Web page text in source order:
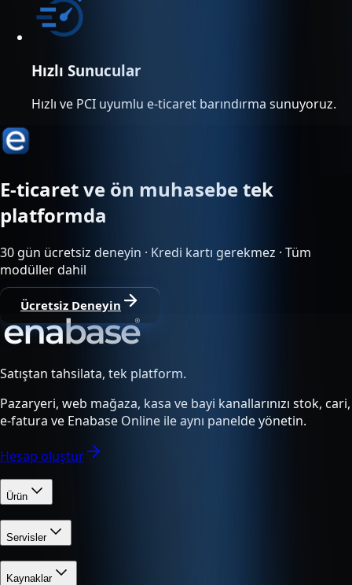
Hızlı Sunucular
Hızlı ve PCI uyumlu e-ticaret barındırma sunuyoruz.
E-ticaret ve ön muhasebe tek
platformda
30 gün ücretsiz deneyin · Kredi kartı gerekmez · Tüm
modüller dahil
Ücretsiz Deneyin
Satıştan tahsilata, tek platform.
Pazaryeri, web mağaza, kasa ve bayi kanallarınızı stok, cari,
e-fatura ve Enabase Online ile aynı panelde yönetin.
Hesap oluştur
Ürün
Servisler
Kaynaklar